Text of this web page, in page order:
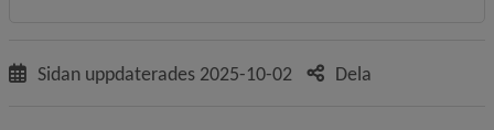
Sidan uppdaterades 2025-10-02 Dela